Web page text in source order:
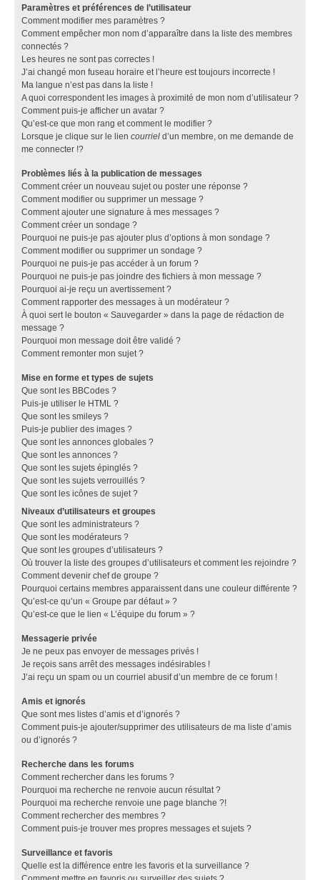
Paramètres et préférences de l’utilisateur
Comment modifier mes paramètres ?
Comment empêcher mon nom d’apparaître dans la liste des membres
connectés ?
Les heures ne sont pas correctes !
J’ai changé mon fuseau horaire et l’heure est toujours incorrecte !
Ma langue n’est pas dans la liste !
A quoi correspondent les images à proximité de mon nom d’utilisateur ?
Comment puis-je afficher un avatar ?
Qu’est-ce que mon rang et comment le modifier ?
Lorsque je clique sur le lien courriel d’un membre, on me demande de
me connecter !?
Problèmes liés à la publication de messages
Comment créer un nouveau sujet ou poster une réponse ?
Comment modifier ou supprimer un message ?
Comment ajouter une signature à mes messages ?
Comment créer un sondage ?
Pourquoi ne puis-je pas ajouter plus d’options à mon sondage ?
Comment modifier ou supprimer un sondage ?
Pourquoi ne puis-je pas accéder à un forum ?
Pourquoi ne puis-je pas joindre des fichiers à mon message ?
Pourquoi ai-je reçu un avertissement ?
Comment rapporter des messages à un modérateur ?
À quoi sert le bouton « Sauvegarder » dans la page de rédaction de
message ?
Pourquoi mon message doit être validé ?
Comment remonter mon sujet ?
Mise en forme et types de sujets
Que sont les BBCodes ?
Puis-je utiliser le HTML ?
Que sont les smileys ?
Puis-je publier des images ?
Que sont les annonces globales ?
Que sont les annonces ?
Que sont les sujets épinglés ?
Que sont les sujets verrouillés ?
Que sont les icônes de sujet ?
Niveaux d’utilisateurs et groupes
Que sont les administrateurs ?
Que sont les modérateurs ?
Que sont les groupes d’utilisateurs ?
Où trouver la liste des groupes d’utilisateurs et comment les rejoindre ?
Comment devenir chef de groupe ?
Pourquoi certains membres apparaissent dans une couleur différente ?
Qu’est-ce qu’un « Groupe par défaut » ?
Qu’est-ce que le lien « L’équipe du forum » ?
Messagerie privée
Je ne peux pas envoyer de messages privés !
Je reçois sans arrêt des messages indésirables !
J’ai reçu un spam ou un courriel abusif d’un membre de ce forum !
Amis et ignorés
Que sont mes listes d’amis et d’ignorés ?
Comment puis-je ajouter/supprimer des utilisateurs de ma liste d’amis
ou d’ignorés ?
Recherche dans les forums
Comment rechercher dans les forums ?
Pourquoi ma recherche ne renvoie aucun résultat ?
Pourquoi ma recherche renvoie une page blanche ?!
Comment rechercher des membres ?
Comment puis-je trouver mes propres messages et sujets ?
Surveillance et favoris
Quelle est la différence entre les favoris et la surveillance ?